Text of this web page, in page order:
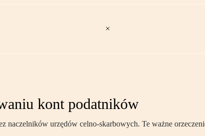
kont podatników
naczelników urzędów celno-skarbowych. Te ważne